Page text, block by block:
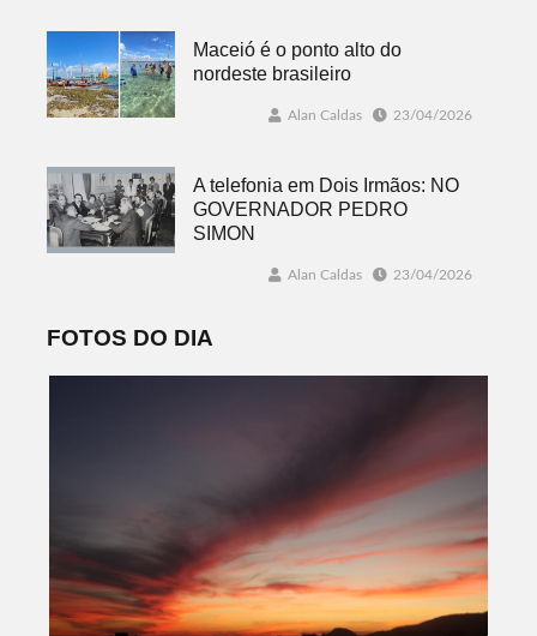
Maceió é o ponto alto do
nordeste brasileiro
Alan Caldas 23/04/2026
A telefonia em Dois Irmãos: NO
GOVERNADOR PEDRO
SIMON
Alan Caldas 23/04/2026
FOTOS DO DIA